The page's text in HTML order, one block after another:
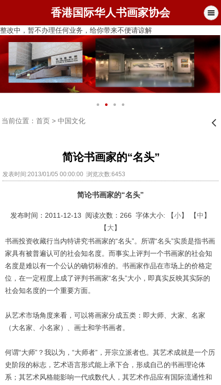
香港国际华人书画家协会
整改中，暂不办理任何业务，给你带来不便请谅解
当前位置： 首页> 中国文化 󰊒
简论书画家的“名头”
发表时间:2013/01/05 00:00:00 浏览次数:6453
简论书画家的“名头”
发布时间：2011-12-13 阅读次数：266 字体大小: 【小】 【中 】
【大】
书画投资收藏行当内特讲究书画家的“名头”。所谓“名头”实质是指书画
家具有被普遍认可的社会知名度。而事实上评判一个书画家的社会知
名度是难以有一个公认的确切标准的。书画家作品在市场上的价格定
位，在一定程度上成了评判书画家“名头”大小，即真实反映其实际的
社会知名度的一个重要方面。
从艺术市场角度来看，可以将画家分成五类：即大师、大家、名家
（大名家、小名家）、画士和学书画者。
何谓“大师”？我以为，“大师者”，开宗立派者也。其艺术成就是一个历
史阶段的标志，艺术语言形式能上承下合，形成自己的书画理论体
系；其艺术风格能影响一代或数代人，其艺术作品应有国际流通性和